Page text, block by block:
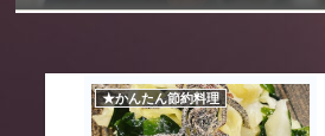
★かんたん節約料理